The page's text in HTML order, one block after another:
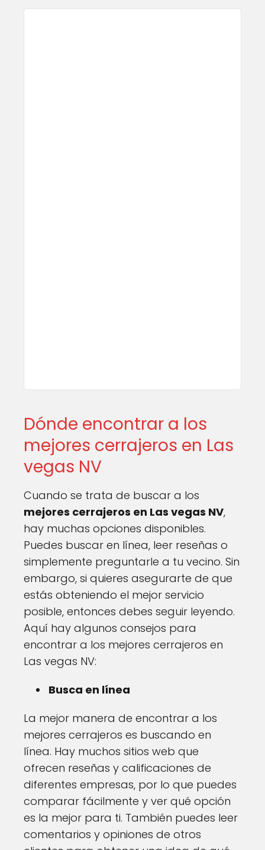
Dónde encontrar a los
mejores cerrajeros en Las
vegas NV
Cuando se trata de buscar a los
mejores cerrajeros en Las vegas NV,
hay muchas opciones disponibles.
Puedes buscar en línea, leer reseñas o
simplemente preguntarle a tu vecino. Sin
embargo, si quieres asegurarte de que
estás obteniendo el mejor servicio
posible, entonces debes seguir leyendo.
Aquí hay algunos consejos para
encontrar a los mejores cerrajeros en
Las vegas NV:
Busca en línea
La mejor manera de encontrar a los
mejores cerrajeros es buscando en
línea. Hay muchos sitios web que
ofrecen reseñas y calificaciones de
diferentes empresas, por lo que puedes
comparar fácilmente y ver qué opción
es la mejor para ti. También puedes leer
comentarios y opiniones de otros